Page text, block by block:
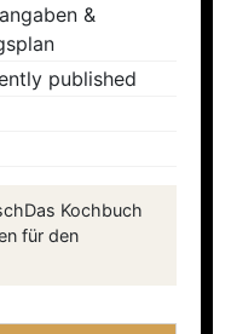
&
published
Kochbuch
für den